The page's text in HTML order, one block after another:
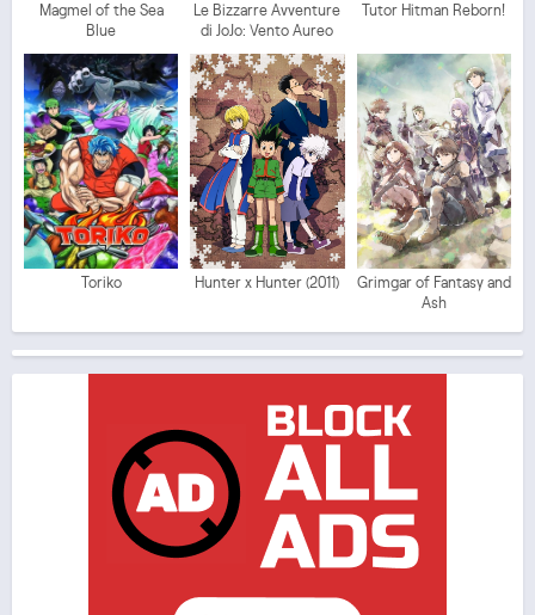
Magmel of the Sea
Blue
Le Bizzarre Avventure
di JoJo: Vento Aureo
Tutor Hitman Reborn!
Toriko Hunter x Hunter (2011)
Grimgar of Fantasy and
Ash